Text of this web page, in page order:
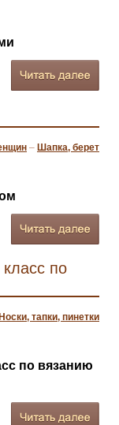
– Шапка, берет
по
Носки, тапки, пинетки
по вязанию